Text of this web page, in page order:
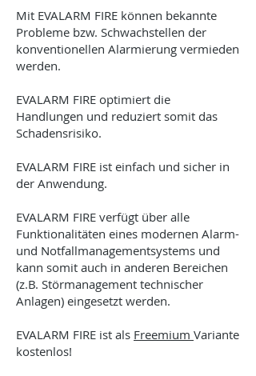
Mit EVALARM FIRE können bekannte
Probleme bzw. Schwachstellen der
konventionellen Alarmierung vermieden
werden.
EVALARM FIRE optimiert die
Handlungen und reduziert somit das
Schadensrisiko.
EVALARM FIRE ist einfach und sicher in
der Anwendung.
EVALARM FIRE verfügt über alle
Funktionalitäten eines modernen Alarm-
und Notfallmanagementsystems und
kann somit auch in anderen Bereichen
(z.B. Störmanagement technischer
Anlagen) eingesetzt werden.
EVALARM FIRE ist als Freemium Variante
kostenlos!